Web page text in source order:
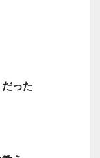
った